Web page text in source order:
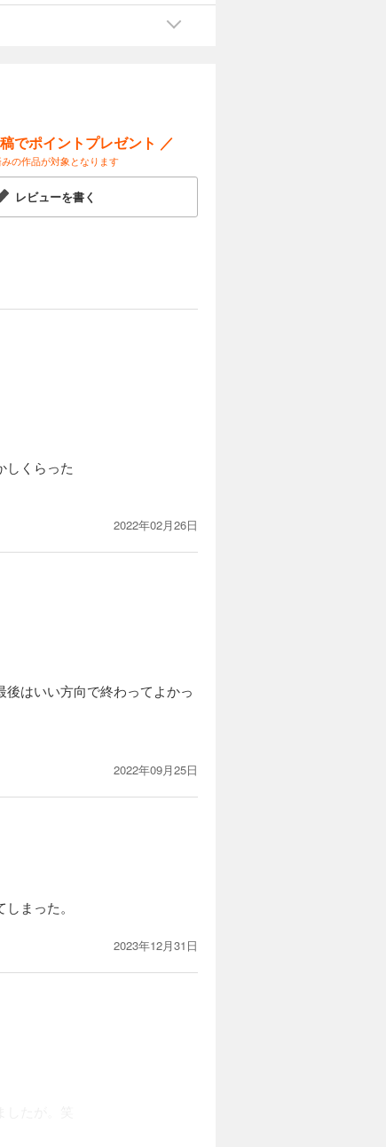
でポイントプレゼント ／
の作品が対象となります
レビューを書く
しくらった
2022年02月26日
はいい方向で終わってよかっ
2022年09月25日
まった。
2023年12月31日